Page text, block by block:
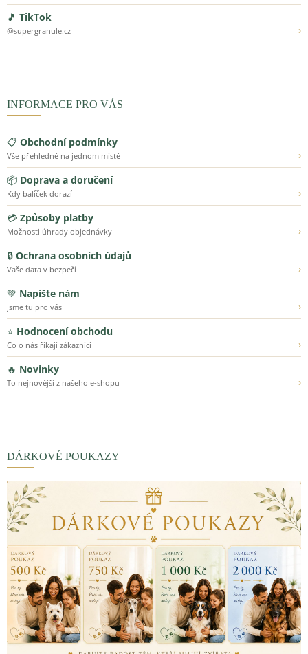
🎵 TikTok
@supergranule.cz ›
INFORMACE PRO VÁS
📋 Obchodní podmínky
Vše přehledně na jednom místě
›
📦 Doprava a doručení
Kdy balíček dorazí
›
💳 Způsoby platby
Možnosti úhrady objednávky
›
🔒 Ochrana osobních údajů
Vaše data v bezpečí
›
💚 Napište nám
Jsme tu pro vás
›
⭐ Hodnocení obchodu
Co o nás říkají zákazníci
›
🔥 Novinky
To nejnovější z našeho e-shopu ›
DÁRKOVÉ POUKAZY